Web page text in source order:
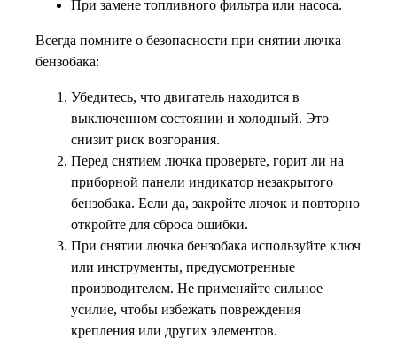
При замене топливного фильтра или насоса.
Всегда помните о безопасности при снятии лючка
бензобака:
Убедитесь, что двигатель находится в
выключенном состоянии и холодный. Это
снизит риск возгорания.
Перед снятием лючка проверьте, горит ли на
приборной панели индикатор незакрытого
бензобака. Если да, закройте лючок и повторно
откройте для сброса ошибки.
При снятии лючка бензобака используйте ключ
или инструменты, предусмотренные
производителем. Не применяйте сильное
усилие, чтобы избежать повреждения
крепления или других элементов.